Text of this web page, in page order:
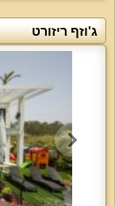
ג'וזף ריזורט